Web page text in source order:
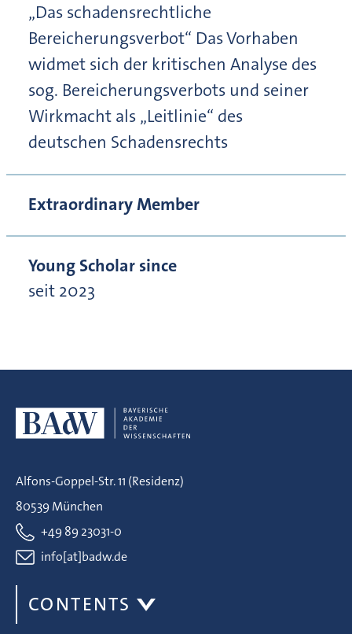
„Das schadensrechtliche
Bereicherungsverbot“ Das Vorhaben
widmet sich der kritischen Analyse des
sog. Bereicherungsverbots und seiner
Wirkmacht als „Leitlinie“ des
deutschen Schadensrechts
Extraordinary Member
Young Scholar since
seit 2023
Alfons-Goppel-Str. 11 (Residenz)
80539 München
+49 89 23031-0
info[at]badw.de
CONTENTS